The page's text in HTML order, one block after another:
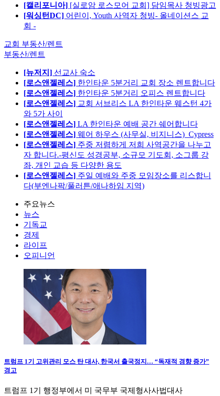
[캘리포니아] [실로암 로스모어 교회] 담임목사 청빙광고
[워싱턴DC] 어린이, Youth 사역자 청빙- 올네이션스 교
회 -
교회 부동산/렌트
부동산/렌트
[뉴저지] 선교사 숙소
[로스앤젤레스] 한인타운 5분거리 교회 장소 렌트합니다
[로스앤젤레스] 한인타운 5분거리 오피스 렌트합니다
[로스앤젤레스] 교회 서브리스 LA 한인타운 웨스턴 4가
와 5가 사이
[로스앤젤레스] LA 한인타운 예배 공간 쉐어합니다
[로스앤젤레스] 웨어 하우스 (사무실, 비지니스)_Cypress
[로스앤젤레스] 주중 저렴하게 저희 사역공간을 나누고
자 합니다.-평신도 성경공부, 소규모 기도회, 소그룹 강
좌, 개인 교습 등 다양한 용도
[로스앤젤레스] 주일 예배와 주중 모임장소를 리스합니
다(부엔나팍/풀러튼/애나하임 지역)
주요뉴스
뉴스
기독교
경제
라이프
오피니언
트럼프 1기 고위관리 모스 탄 대사, 한국서 출국정지… “독재적 경향 증가”
경고
트럼프 1기 행정부에서 미 국무부 국제형사사법대사